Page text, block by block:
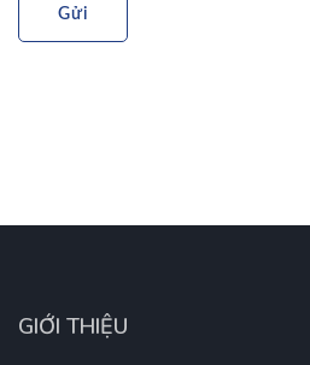
GIỚI THIỆU